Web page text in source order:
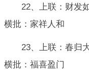
22、上联：财发
横批：家祥人和
23、上联：春归
横批：福喜盈门